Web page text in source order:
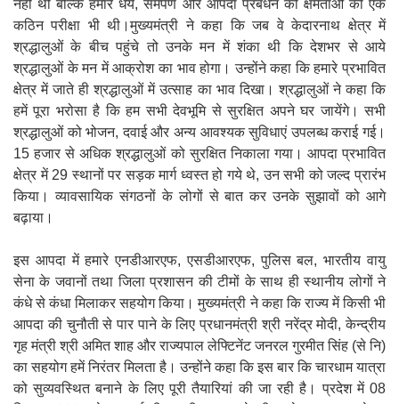
नहीं थी बल्कि हमारे धैर्य, समर्पण और आपदा प्रबंधन की क्षमताओं की एक
कठिन परीक्षा भी थी।मुख्यमंत्री ने कहा कि जब वे केदारनाथ क्षेत्र में
श्रद्धालुओं के बीच पहुंचे तो उनके मन में शंका थी कि देशभर से आये
श्रद्धालुओं के मन में आक्रोश का भाव होगा। उन्होंने कहा कि हमारे प्रभावित
क्षेत्र में जाते ही श्रद्धालुओं में उत्साह का भाव दिखा। श्रद्धालुओं ने कहा कि
हमें पूरा भरोसा है कि हम सभी देवभूमि से सुरक्षित अपने घर जायेंगे। सभी
श्रद्धालुओं को भोजन, दवाई और अन्य आवश्यक सुविधाएं उपलब्ध कराई गई।
15 हजार से अधिक श्रद्धालुओं को सुरक्षित निकाला गया। आपदा प्रभावित
क्षेत्र में 29 स्थानों पर सड़क मार्ग ध्वस्त हो गये थे, उन सभी को जल्द प्रारंभ
किया। व्यावसायिक संगठनों के लोगों से बात कर उनके सुझावों को आगे
बढ़ाया।
इस आपदा में हमारे एनडीआरएफ, एसडीआरएफ, पुलिस बल, भारतीय वायु
सेना के जवानों तथा जिला प्रशासन की टीमों के साथ ही स्थानीय लोगों ने
कंधे से कंधा मिलाकर सहयोग किया। मुख्यमंत्री ने कहा कि राज्य में किसी भी
आपदा की चुनौती से पार पाने के लिए प्रधानमंत्री श्री नरेंद्र मोदी, केन्द्रीय
गृह मंत्री श्री अमित शाह और राज्यपाल लेफ्टिनेंट जनरल गुरमीत सिंह (से नि)
का सहयोग हमें निरंतर मिलता है। उन्होंने कहा कि इस बार कि चारधाम यात्रा
को सुव्यवस्थित बनाने के लिए पूरी तैयारियां की जा रही है। प्रदेश में 08